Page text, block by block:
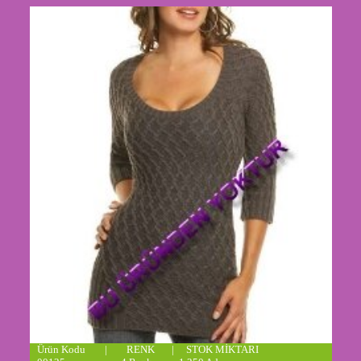
Ürün Kodu | RENK | STOK MİKTARI